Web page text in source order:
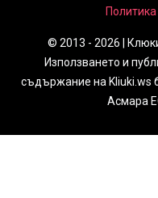
Политика
© 2013 - 2026 |
Използването и
съдържание на Kliuki.ws
Асмара